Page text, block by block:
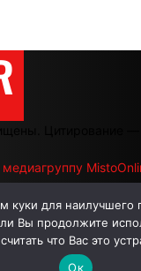
Цитирование —
медиагруппу
АВТОРЫ
куки для наилучшего
Вы продолжите
что Вас это
Ок